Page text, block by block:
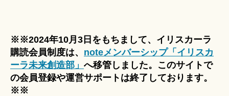
※※2024年10月3日をもちまして、イリスカーラ
購読会員制度は、 noteメンバーシップ「イリスカ
ーラ未来創造部」 へ移管しました。このサイトで
の会員登録や運営サポートは終了しております。
※※